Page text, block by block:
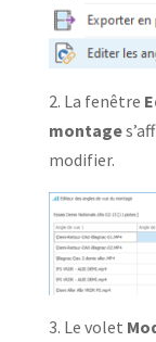
2. La fenêtre
montage
modifier.
3. Le volet